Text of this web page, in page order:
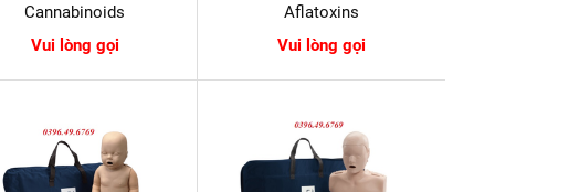
Cannabinoids
Vui lòng gọi
Aflatoxin​​​​​​​s
Vui lòng gọi